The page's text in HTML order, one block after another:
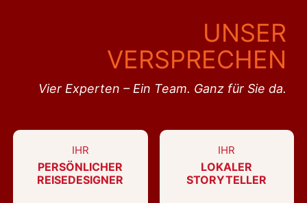
UNSER
VERSPRECHEN
Vier Experten – Ein Team. Ganz für Sie da.
IHR
PERSÖNLICHER
REISEDESIGNER
IHR
LOKALER
STORYTELLER